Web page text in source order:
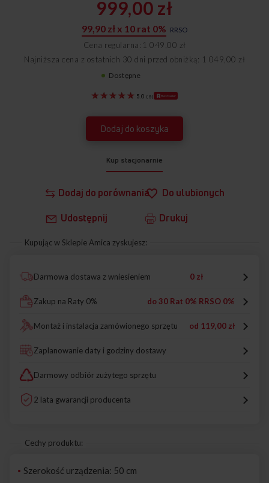
Dodaj do porównania Do ulubionych
Udostępnij Drukuj
5.0 ( 9) Bestseller
999,00 zł
99,90 zł x 10 rat 0% RRSO
Cena regularna
1 049,00 zł
Najniższa cena z ostatnich 30 dni przed obniżką: 1 049,00 zł
Dostępne
Dodaj do koszyka
Kup stacjonarnie
Kupując w Sklepie Amica zyskujesz:
Darmowa dostawa z wniesieniem 0 zł
Zakup na Raty 0% do 30 Rat 0% RRSO 0%
Montaż i instalacja zamówionego sprzętu od 119,00 zł
Zaplanowanie daty i godziny dostawy
Darmowy odbiór zużytego sprzętu
2 lata gwarancji producenta
Cechy produktu:
Szerokość urządzenia: 50 cm